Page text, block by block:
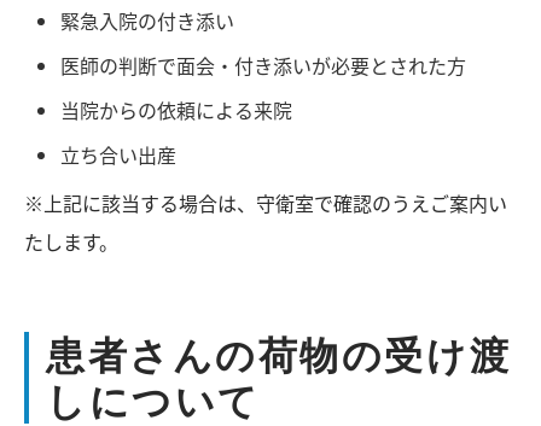
緊急入院の付き添い
医師の判断で面会・付き添いが必要とされた方
当院からの依頼による来院
立ち合い出産
※上記に該当する場合は、守衛室で確認のうえご案内い
たします。
患者さんの荷物の受け渡
しについて